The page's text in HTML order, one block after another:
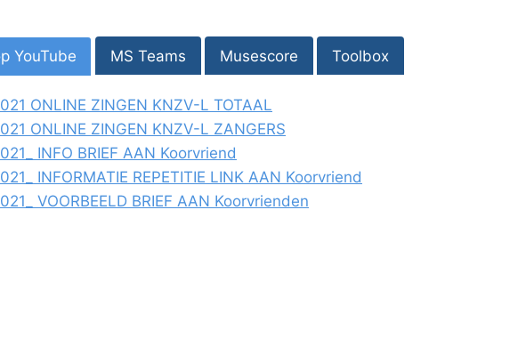
YouTube MS Teams Musescore Toolbox
ONLINE ZINGEN KNZV-L TOTAAL
ONLINE ZINGEN KNZV-L ZANGERS
INFO BRIEF AAN Koorvriend
INFORMATIE REPETITIE LINK AAN Koorvriend
VOORBEELD BRIEF AAN Koorvrienden